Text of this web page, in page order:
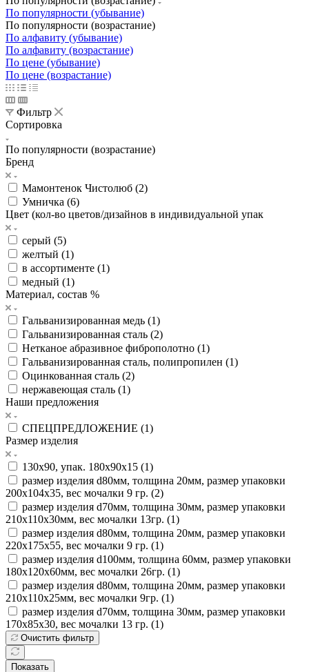
По популярности (убывание)
По популярности (возрастание)
По алфавиту (убывание)
По алфавиту (возрастание)
По цене (убывание)
По цене (возрастание)
Фильтр
Сортировка
По популярности (возрастание)
Бренд
Мамонтенок Чистолюб (2)
Умничка (6)
Цвет (кол-во цветов/дизайнов в индивидуальной упак
серый (5)
желтый (1)
в ассортименте (1)
медный (1)
Материал, состав %
Гальванизированная медь (1)
Гальванизированная сталь (2)
Нетканое абразивное фиброполотно (1)
Гальванизированная сталь, полипропилен (1)
Оцинкованная сталь (2)
нержавеющая сталь (1)
Наши предложения
СПЕЦПРЕДЛОЖЕНИЕ (1)
Размер изделия
130х90, упак. 180х90х15 (1)
размер изделия d80мм, толщина 20мм, размер упаковки
200х104х35, вес мочалки 9 гр. (2)
размер изделия d70мм, толщина 30мм, размер упаковки
210х110х30мм, вес мочалки 13гр. (1)
размер изделия d80мм, толщина 20мм, размер упаковки
220х175х55, вес мочалки 9 гр. (1)
размер изделия d100мм, толщина 60мм, размер упаковки
180х120х60мм, вес мочалки 26гр. (1)
размер изделия d80мм, толщина 20мм, размер упаковки
210х110х25мм, вес мочалки 9гр. (1)
размер изделия d70мм, толщина 30мм, размер упаковки
170х85х30, вес мочалки 13 гр. (1)
Очистить фильтр
Показать